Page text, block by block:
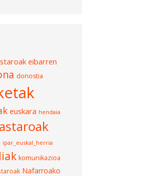
eibarren
donostia
euskara hendaia
ipar_euskal_herria
komunikazioa
Nafarroako